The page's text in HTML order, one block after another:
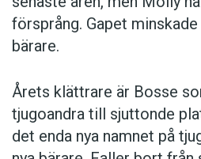
försprång. Gapet
bärare.
Årets klättrare är Bosse
tjugoandra till sjuttonde
det enda nya namnet på